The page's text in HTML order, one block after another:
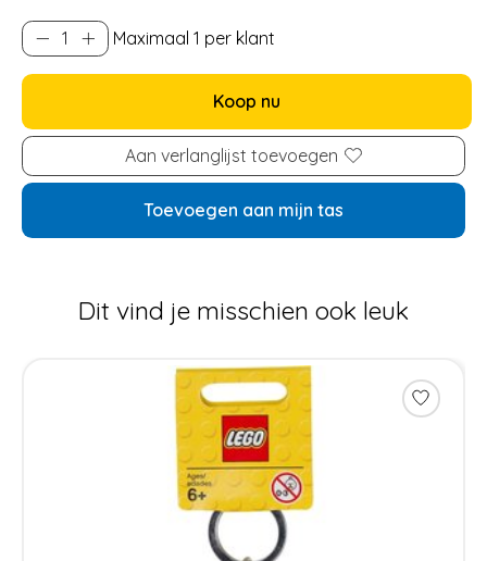
Maximaal 1 per klant
Koop nu
Aan verlanglijst toevoegen
Toevoegen aan mijn tas
Dit vind je misschien ook leuk
Items van productcarrousel